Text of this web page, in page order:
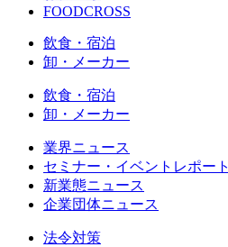
FOODCROSS
飲食・宿泊
卸・メーカー
飲食・宿泊
卸・メーカー
業界ニュース
セミナー・イベントレポート
新業態ニュース
企業団体ニュース
法令対策